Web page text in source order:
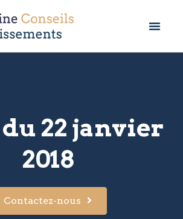
22 janvier
2018
Contactez-nous